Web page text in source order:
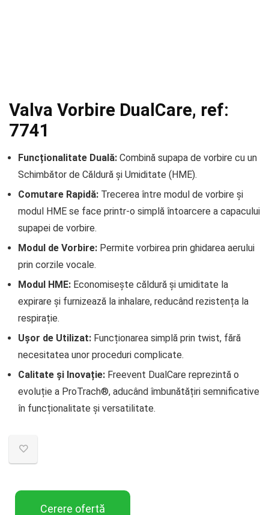
Valva Vorbire DualCare, ref:
7741
Funcționalitate Duală: Combină supapa de vorbire cu un
Schimbător de Căldură și Umiditate (HME).
Comutare Rapidă: Trecerea între modul de vorbire și
modul HME se face printr-o simplă întoarcere a capacului
supapei de vorbire.
Modul de Vorbire: Permite vorbirea prin ghidarea aerului
prin corzile vocale.
Modul HME: Economisește căldură și umiditate la
expirare și furnizează la inhalare, reducând rezistența la
respirație.
Ușor de Utilizat: Funcționarea simplă prin twist, fără
necesitatea unor proceduri complicate.
Calitate și Inovație: Freevent DualCare reprezintă o
evoluție a ProTrach®, aducând îmbunătățiri semnificative
în funcționalitate și versatilitate.
Cerere ofertă